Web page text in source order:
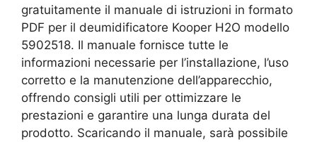
gratuitamente il manuale di istruzioni in formato
PDF per il deumidificatore Kooper H2O modello
5902518. Il manuale fornisce tutte le
informazioni necessarie per l’installazione, l’uso
corretto e la manutenzione dell’apparecchio,
offrendo consigli utili per ottimizzare le
prestazioni e garantire una lunga durata del
prodotto. Scaricando il manuale, sarà possibile